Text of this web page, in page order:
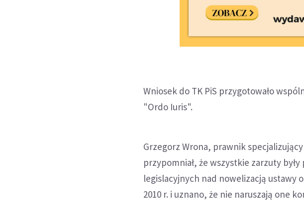
Wniosek do TK PiS przygotowało
"Ordo Iuris".
Grzegorz Wrona, prawnik
przypomniał, że wszystkie zarzuty
legislacyjnych nad nowelizacją ustawy
2010 r. i uznano, że nie naruszają one